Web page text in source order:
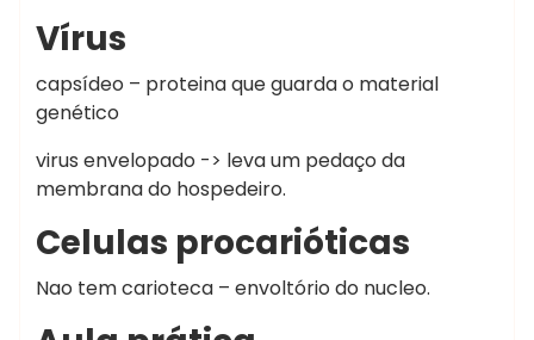
Vírus
capsídeo – proteina que guarda o material
genético
virus envelopado -> leva um pedaço da
membrana do hospedeiro.
Celulas procarióticas
Nao tem carioteca – envoltório do nucleo.